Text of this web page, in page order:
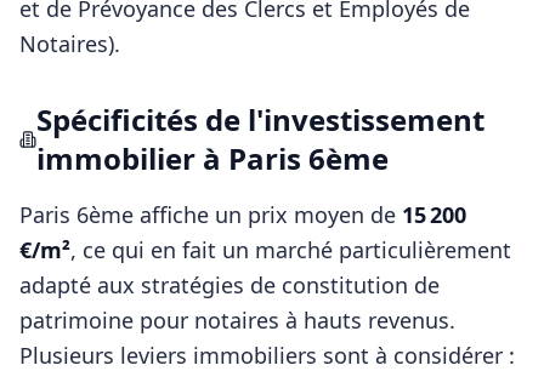
et de Prévoyance des Clercs et Employés de
Notaires).
Spécificités de l'investissement
immobilier à Paris 6ème
Paris 6ème affiche un prix moyen de 15 200
€/m², ce qui en fait un marché particulièrement
adapté aux stratégies de constitution de
patrimoine pour notaires à hauts revenus.
Plusieurs leviers immobiliers sont à considérer :